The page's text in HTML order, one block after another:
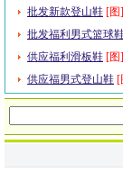
批发新款登山鞋 [图]
批发福利男式篮球
供应福利滑板鞋 [图]
供应福男式登山鞋 [